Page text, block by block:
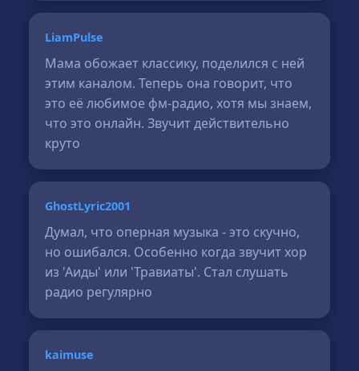
LiamPulse
Мама обожает классику, поделился с ней
этим каналом. Теперь она говорит, что
это её любимое фм-радио, хотя мы знаем,
что это онлайн. Звучит действительно
круто
GhostLyric2001
Думал, что оперная музыка - это скучно,
но ошибался. Особенно когда звучит хор
из 'Аиды' или 'Травиаты'. Стал слушать
радио регулярно
kaimuse